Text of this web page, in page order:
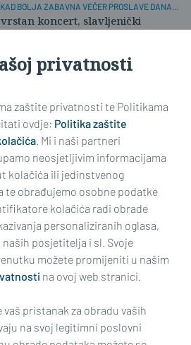
BOLJA ZABAVNA VEČER PROSLAVE DANA
koncert, slavljenički
Politika privatnosti
Pritužbe Suradnici
privatnosti
zaštite privatnosti te Politikama
ovdje: Politika zaštite
. Mi i naši partneri
neosjetljivim informacijama
kolačića ili jedinstvenog
te obrađujemo osobne podatke
kolačića radi obrade
personaliziranih oglasa,
posjetitelja i sl. Svoje
možete promijeniti u našim
na ovoj web stranici.
pristanak za obradu vaših
na svoj legitimni poslovni